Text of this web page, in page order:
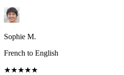
Sophie M.
French to English
★★★★★